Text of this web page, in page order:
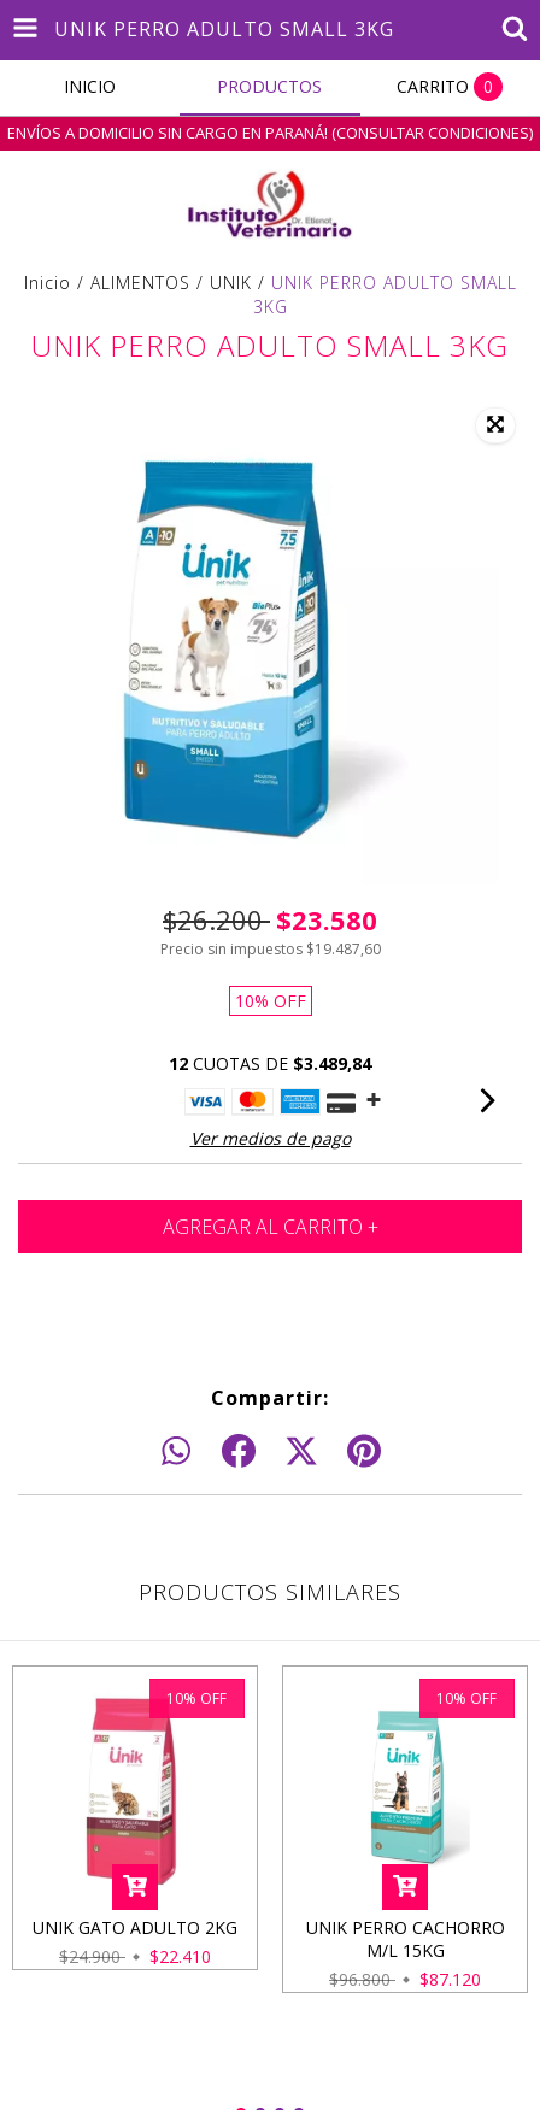
UNIK PERRO ADULTO SMALL 3KG
INICIO PRODUCTOS CARRITO 0
ENVÍOS A DOMICILIO SIN CARGO EN PARANÁ! (CONSULTAR CONDICIONES)
Inicio / ALIMENTOS / UNIK / UNIK PERRO ADULTO SMALL
3KG
UNIK PERRO ADULTO SMALL 3KG
$26.200 $23.580
Precio sin impuestos $19.487,60
10% OFF
12 CUOTAS DE $3.489,84
Ver medios de pago
Compartir:
PRODUCTOS SIMILARES
10% OFF
UNIK GATO ADULTO 2KG
$24.900
$22.410
10% OFF
UNIK PERRO CACHORRO
M/L 15KG
$96.800
$87.120